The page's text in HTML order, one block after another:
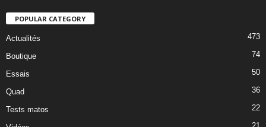
POPULAR CATEGORY
Actualités 473
Boutique 74
Essais 50
Quad 36
Tests matos 22